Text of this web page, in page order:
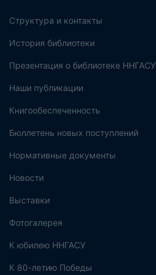
Структура и контакты
История библиотеки
Презентация о библиотеке ННГАСУ
Наши публикации
Книгообеспеченность
Бюллетень новых поступлений
Нормативные документы
Новости
Выставки
Фотогалерея
К юбилею ННГАСУ
К 80-летию Победы